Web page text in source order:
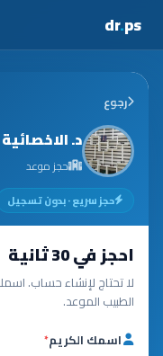
dr.ps
رجوع
د.
حجز موعد
حجز سريع · بدون تسجيل
احجز في 30 ثانية
لا تحتاج لإنشاء حساب.
الطبيب الموعد.
اسمك الكريم*